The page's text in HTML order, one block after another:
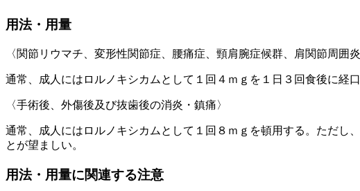
用法・用量
〈関節リウマチ、変形性関節症、腰痛症、頸肩腕症候群、肩関節周囲
通常、成人にはロルノキシカムとして１回４ｍｇを１日３回食後に経
〈手術後、外傷後及び抜歯後の消炎・鎮痛〉
通常、成人にはロルノキシカムとして１回８ｍｇを頓用する。ただし
とが望ましい。
用法・用量に関連する注意